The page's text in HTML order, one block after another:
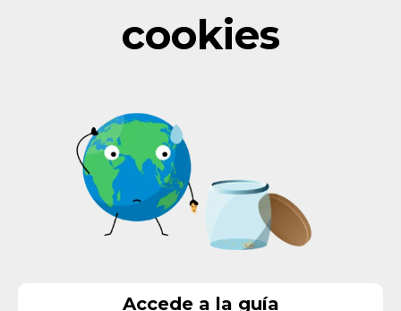
cookies
Accede a la guía